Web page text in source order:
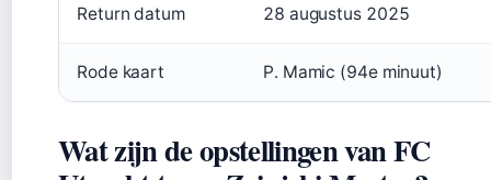
Return datum 28 augustus 2025
Rode kaart P. Mamic (94e minuut)
Wat zijn de opstellingen van FC